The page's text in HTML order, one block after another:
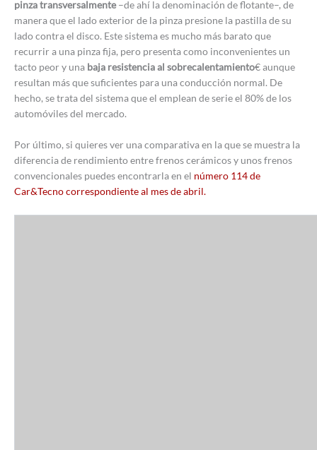
pinza transversalmente–de ahí la denominación de flotante–, de
manera que el lado exterior de la pinza presione la pastilla de su
lado contra el disco. Este sistema es mucho más barato que
recurrir a una pinza fija, pero presenta como inconvenientes un
tacto peor y una baja resistencia al sobrecalentamiento€ aunque
resultan más que suficientes para una conducción normal. De
hecho, se trata del sistema que el emplean de serie el 80% de los
automóviles del mercado.
Por último, si quieres ver una comparativa en la que se muestra la
diferencia de rendimiento entre frenos cerámicos y unos frenos
convencionales puedes encontrarla en el número 114 de
Car&Tecno correspondiente al mes de abril.